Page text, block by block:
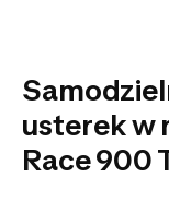
usterek w
Race 900